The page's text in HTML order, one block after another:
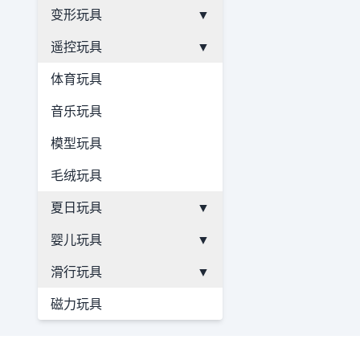
变形玩具
▼
遥控玩具
▼
体育玩具
音乐玩具
模型玩具
毛绒玩具
夏日玩具
▼
婴儿玩具
▼
滑行玩具
▼
磁力玩具